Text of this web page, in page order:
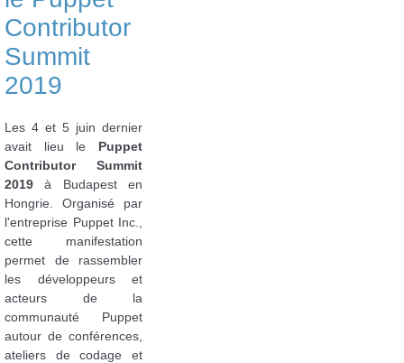
Contributor
Summit
2019
Les 4 et 5 juin dernier
avait lieu le Puppet
Contributor Summit
2019 à Budapest en
Hongrie. Organisé par
l'entreprise Puppet Inc.,
cette manifestation
permet de rassembler
les développeurs et
acteurs de la
communauté Puppet
autour de conférences,
ateliers de codage et